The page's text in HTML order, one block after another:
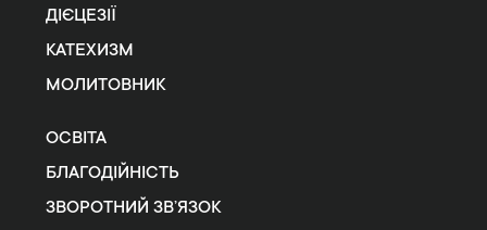
ДІЄЦЕЗІЇ
КАТЕХИЗМ
МОЛИТОВНИК
ОСВІТА
БЛАГОДІЙНІСТЬ
ЗВОРОТНИЙ ЗВ’ЯЗОК